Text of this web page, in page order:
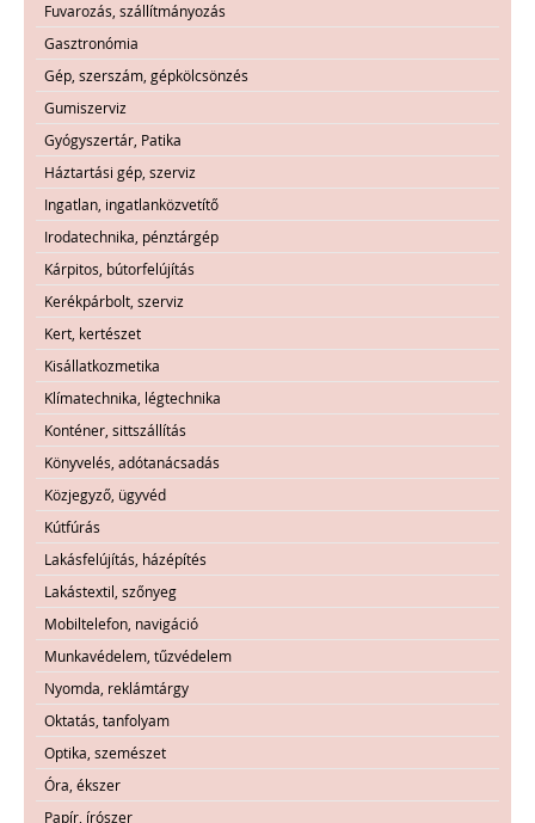
Fuvarozás, szállítmányozás
Gasztronómia
Gép, szerszám, gépkölcsönzés
Gumiszerviz
Gyógyszertár, Patika
Háztartási gép, szerviz
Ingatlan, ingatlanközvetítő
Irodatechnika, pénztárgép
Kárpitos, bútorfelújítás
Kerékpárbolt, szerviz
Kert, kertészet
Kisállatkozmetika
Klímatechnika, légtechnika
Konténer, sittszállítás
Könyvelés, adótanácsadás
Közjegyző, ügyvéd
Kútfúrás
Lakásfelújítás, házépítés
Lakástextil, szőnyeg
Mobiltelefon, navigáció
Munkavédelem, tűzvédelem
Nyomda, reklámtárgy
Oktatás, tanfolyam
Optika, szemészet
Óra, ékszer
Papír, írószer